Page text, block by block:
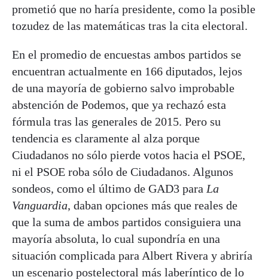
prometió que no haría presidente, como la posible
tozudez de las matemáticas tras la cita electoral.
En el promedio de encuestas ambos partidos se
encuentran actualmente en 166 diputados, lejos
de una mayoría de gobierno salvo improbable
abstención de Podemos, que ya rechazó esta
fórmula tras las generales de 2015. Pero su
tendencia es claramente al alza porque
Ciudadanos no sólo pierde votos hacia el PSOE,
ni el PSOE roba sólo de Ciudadanos. Algunos
sondeos, como el último de GAD3 para La
Vanguardia, daban opciones más que reales de
que la suma de ambos partidos consiguiera una
mayoría absoluta, lo cual supondría en una
situación complicada para Albert Rivera y abriría
un escenario postelectoral más laberíntico de lo